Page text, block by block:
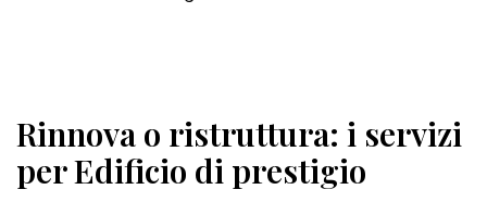
Rinnova o ristruttura: i servizi
per Edificio di prestigio